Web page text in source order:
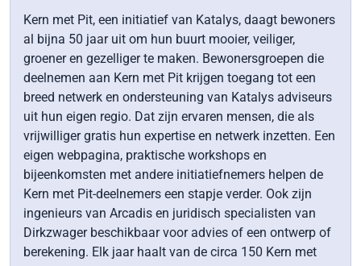
Kern met Pit, een initiatief van Katalys, daagt bewoners
al bijna 50 jaar uit om hun buurt mooier, veiliger,
groener en gezelliger te maken. Bewonersgroepen die
deelnemen aan Kern met Pit krijgen toegang tot een
breed netwerk en ondersteuning van Katalys adviseurs
uit hun eigen regio. Dat zijn ervaren mensen, die als
vrijwilliger gratis hun expertise en netwerk inzetten. Een
eigen webpagina, praktische workshops en
bijeenkomsten met andere initiatiefnemers helpen de
Kern met Pit-deelnemers een stapje verder. Ook zijn
ingenieurs van Arcadis en juridisch specialisten van
Dirkzwager beschikbaar voor advies of een ontwerp of
berekening. Elk jaar haalt van de circa 150 Kern met